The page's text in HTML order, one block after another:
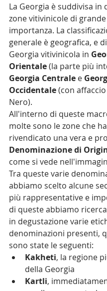
La Georgia è suddivisa in
zone vitivinicole di grande
importanza. La
generale è geografica, e
Georgia vitivinicola in
Orientale (la parte più
Georgia Centrale e
Occidentale (con
Nero).
All'interno di queste
molte sono le zone che
rivendicato una vera e
Denominazione di
come si vede
Tra queste varie
abbiamo scelto alcune
più rappresentative e
di queste abbiamo
in degustazione varie
denominazioni presenti,
sono state le seguenti:
Kakheti, la regione
della Georgia
Kartli,